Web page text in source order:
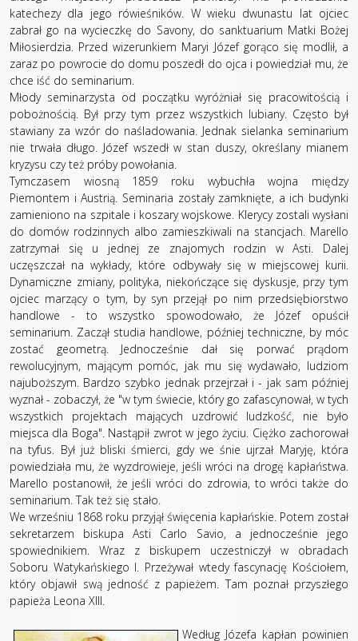
katechezy dla jego rówieśników. W wieku dwunastu lat ojciec
zabrał go na wycieczkę do Savony, do sanktuarium Matki Bożej
Miłosierdzia. Przed wizerunkiem Maryi Józef gorąco się modlił, a
zaraz po powrocie do domu poszedł do ojca i powiedział mu, że
chce iść do seminarium.
Młody seminarzysta od początku wyróżniał się pracowitością i
pobożnością. Był przy tym przez wszystkich lubiany. Często był
stawiany za wzór do naśladowania. Jednak sielanka seminarium
nie trwała długo. Józef wszedł w stan duszy, określany mianem
kryzysu czy też próby powołania.
Tymczasem wiosną 1859 roku wybuchła wojna między
Piemontem i Austrią. Seminaria zostały zamknięte, a ich budynki
zamieniono na szpitale i koszary wojskowe. Klerycy zostali wysłani
do domów rodzinnych albo zamieszkiwali na stancjach. Marello
zatrzymał się u jednej ze znajomych rodzin w Asti. Dalej
uczęszczał na wykłady, które odbywały się w miejscowej kurii.
Dynamiczne zmiany, polityka, niekończące się dyskusje, przy tym
ojciec marzący o tym, by syn przejął po nim przedsiębiorstwo
handlowe - to wszystko spowodowało, że Józef opuścił
seminarium. Zaczął studia handlowe, później techniczne, by móc
zostać geometrą. Jednocześnie dał się porwać prądom
rewolucyjnym, mającym pomóc, jak mu się wydawało, ludziom
najuboższym. Bardzo szybko jednak przejrzał i - jak sam później
wyznał - zobaczył, że "w tym świecie, który go zafascynował, w tych
wszystkich projektach mających uzdrowić ludzkość, nie było
miejsca dla Boga". Nastąpił zwrot w jego życiu. Ciężko zachorował
na tyfus. Był już bliski śmierci, gdy we śnie ujrzał Maryję, która
powiedziała mu, że wyzdrowieje, jeśli wróci na drogę kapłaństwa.
Marello postanowił, że jeśli wróci do zdrowia, to wróci także do
seminarium. Tak też się stało.
We wrześniu 1868 roku przyjął święcenia kapłańskie. Potem został
sekretarzem biskupa Asti Carlo Savio, a jednocześnie jego
spowiednikiem. Wraz z biskupem uczestniczył w obradach
Soboru Watykańskiego I. Przeżywał wtedy fascynację Kościołem,
który objawił swą jedność z papieżem. Tam poznał przyszłego
papieża Leona XIII.
Według Józefa kapłan powinien